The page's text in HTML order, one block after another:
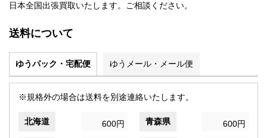
日本全国出張買取いたします。ご相談ください。
送料について
ゆうパック・宅配便 ゆうメール・メール便
※規格外の場合は送料を別途連絡いたします。
北海道 600円 青森県 600円